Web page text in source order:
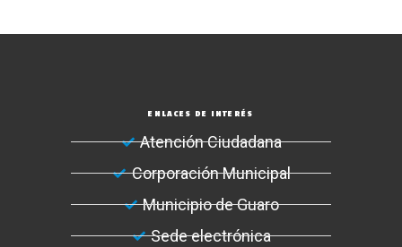
ENLACES DE INTERÉS
Atención Ciudadana
Corporación Municipal
Municipio de Guaro
Sede electrónica